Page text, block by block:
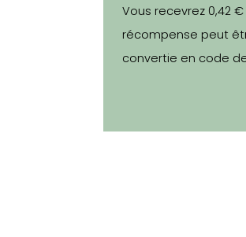
Vous recevrez 0,42
récompense peut
convertie en code